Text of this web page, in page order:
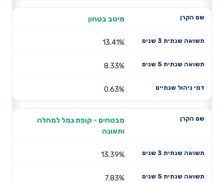
מיטב בטחון
13.41%
8.33%
0.63%
מבטחים - קופת גמל למחלה
ותאונה
13.39%
7.83%